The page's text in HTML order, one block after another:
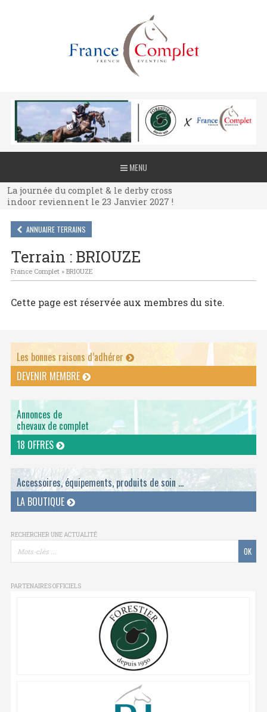
MENU
La journée du complet & le derby cross
indoor reviennent le 23 Janvier 2027 !
La journée du complet & le derby cross
indoor reviennent le 23 Janvier 2027 !
indoor reviennent le 23 Janvier 2027 !
ANNUAIRE TERRAINS
Terrain : BRIOUZE
France Complet» BRIOUZE
Cette page est réservée aux membres du site.
Les bonnes raisons d’adhérer
DEVENIR MEMBRE
Annonces de
chevaux de complet
18 OFFRES
Accessoires, équipements, produits de soin ...
LA BOUTIQUE
RECHERCHER UNE ACTUALITÉ
PARTENAIRES OFFICIELS